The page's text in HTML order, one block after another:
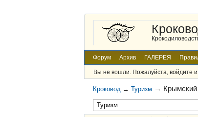
Форум Архив ГАЛЕРЕЯ
Вы не вошли. Пожалуйста, войдите
Кроковод →Туризм →